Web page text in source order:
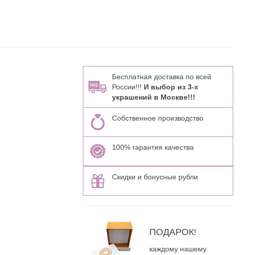
Бесплатная доставка по всей
России!!! И выбор из 3-х
украшений в Москве!!!
Собственное производство
100% гарантия качества
Скидки и бонусные рубли
ПОДАРОК!
каждому нашему